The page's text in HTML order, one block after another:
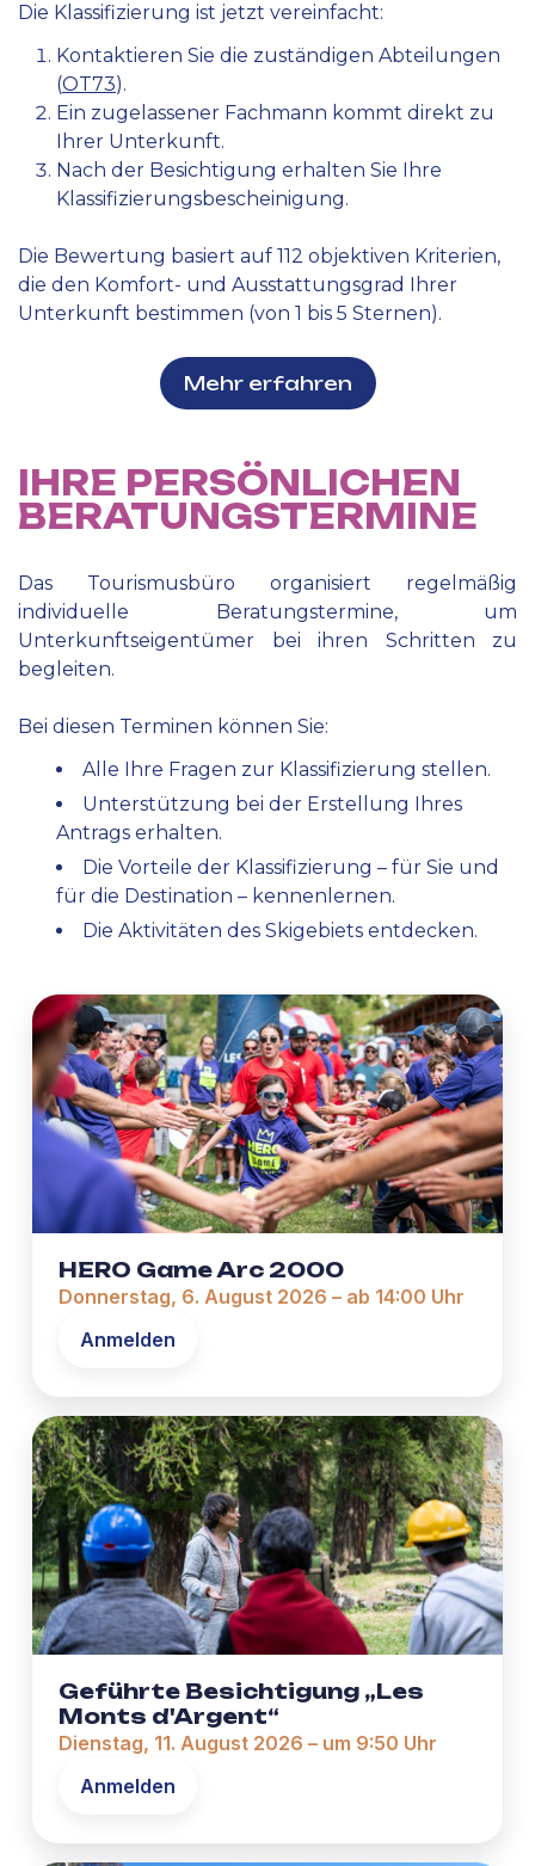
Die Klassifizierung ist jetzt vereinfacht:
Kontaktieren Sie die zuständigen Abteilungen
(OT73).
Ein zugelassener Fachmann kommt direkt zu
Ihrer Unterkunft.
Nach der Besichtigung erhalten Sie Ihre
Klassifizierungsbescheinigung.
Die Bewertung basiert auf 112 objektiven Kriterien,
die den Komfort- und Ausstattungsgrad Ihrer
Unterkunft bestimmen (von 1 bis 5 Sternen).
Mehr erfahren
IHRE PERSÖNLICHEN
BERATUNGSTERMINE
Das Tourismusbüro organisiert regelmäßig
individuelle Beratungstermine, um
Unterkunftseigentümer bei ihren Schritten zu
begleiten.
Bei diesen Terminen können Sie:
Alle Ihre Fragen zur Klassifizierung stellen.
Unterstützung bei der Erstellung Ihres
Antrags erhalten.
Die Vorteile der Klassifizierung – für Sie und
für die Destination – kennenlernen.
Die Aktivitäten des Skigebiets entdecken.
HERO Game Arc 2000
Donnerstag, 6. August 2026 – ab 14:00 Uhr
Anmelden
Geführte Besichtigung „Les
Monts d'Argent“
Dienstag, 11. August 2026 – um 9:50 Uhr
Anmelden